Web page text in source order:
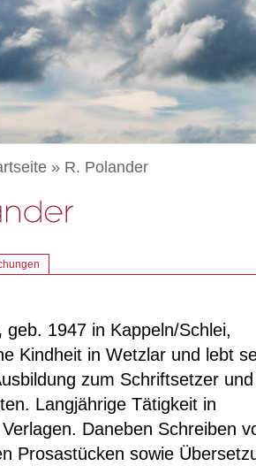
» R. Polander
geb. 1947 in Kappeln/Schlei,
Kindheit in Wetzlar und lebt
zum Schriftsetzer und
Langjährige Tätigkeit in
Daneben Schreiben
Prosastücken sowie